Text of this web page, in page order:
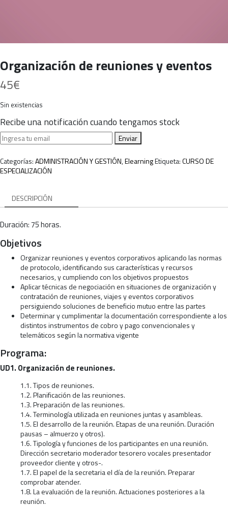
Organización de reuniones y eventos
45€
Sin existencias
Recibe una notificación cuando tengamos stock
Enviar
Categorías:ADMINISTRACIÓN Y GESTIÓN,ElearningEtiqueta:CURSO DE
ESPECIALIZACIÓN
DESCRIPCIÓN
Duración: 75 horas.
Objetivos
Organizar reuniones y eventos corporativos aplicando las normas
de protocolo, identificando sus características y recursos
necesarios, y cumpliendo con los objetivos propuestos
Aplicar técnicas de negociación en situaciones de organización y
contratación de reuniones, viajes y eventos corporativos
persiguiendo soluciones de beneficio mutuo entre las partes
Determinar y cumplimentar la documentación correspondiente a los
distintos instrumentos de cobro y pago convencionales y
telemáticos según la normativa vigente
Programa:
UD1. Organización de reuniones.
1.1. Tipos de reuniones.
1.2. Planificación de las reuniones.
1.3. Preparación de las reuniones.
1.4. Terminología utilizada en reuniones juntas y asambleas.
1.5. El desarrollo de la reunión. Etapas de una reunión. Duración
pausas – almuerzo y otros).
1.6. Tipología y funciones de los participantes en una reunión.
Dirección secretario moderador tesorero vocales presentador
proveedor cliente y otros-.
1.7. El papel de la secretaria el día de la reunión. Preparar
comprobar atender.
1.8. La evaluación de la reunión. Actuaciones posteriores a la
reunión.